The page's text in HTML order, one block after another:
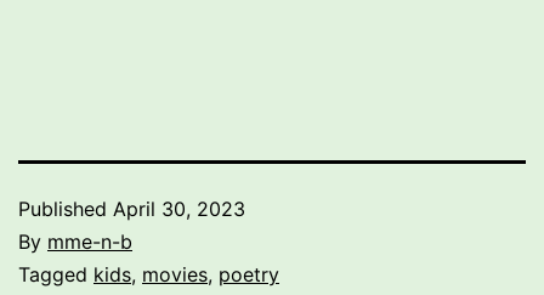
Published April 30, 2023
By mme-n-b
Categorized
Tagged kids, movies, poetry